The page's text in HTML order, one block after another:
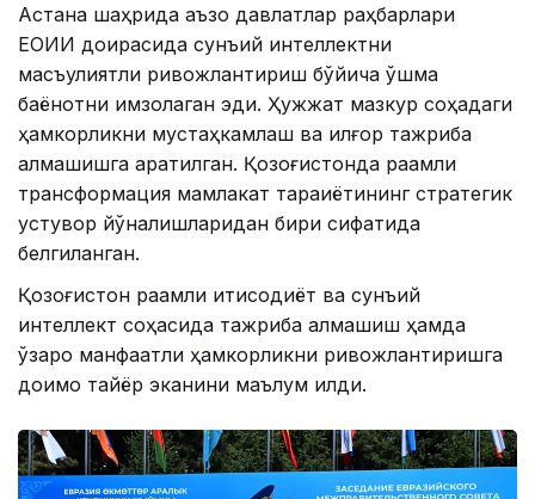
Астана шаҳрида аъзо давлатлар раҳбарлари
ЕОИИ доирасида сунъий интеллектни
масъулиятли ривожлантириш бўйича қўшма
баёнотни имзолаган эди. Ҳужжат мазкур соҳадаги
ҳамкорликни мустаҳкамлаш ва илғор тажриба
алмашишга қаратилган. Қозоғистонда рақамли
трансформация мамлакат тараққиётининг стратегик
устувор йўналишларидан бири сифатида
белгиланган.
Қозоғистон рақамли иқтисодиёт ва сунъий
интеллект соҳасида тажриба алмашиш ҳамда
ўзаро манфаатли ҳамкорликни ривожлантиришга
доимо тайёр эканини маълум қилди.